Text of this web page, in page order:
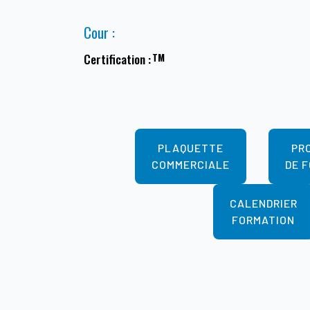
Cour :
Certification :
PLAQUETTE
COMMERCIALE
DE
CALENDRIER
FORMATION